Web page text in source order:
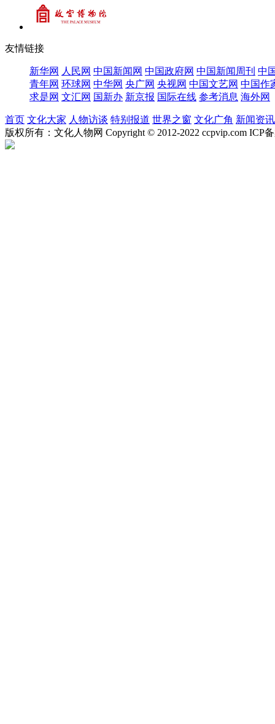
友情链接
新华网 人民网 中国新闻网 中国政府网 中国新闻周刊 中
青年网 环球网 中华网 央广网 央视网 中国文艺网 中国作
求是网 文汇网 国新办 新京报 国际在线 参考消息 海外网
首页 文化大家 人物访谈 特别报道 世界之窗 文化广角 新闻资讯
版权所有：文化人物网 Copyright © 2012-2022 ccpvip.com ICP